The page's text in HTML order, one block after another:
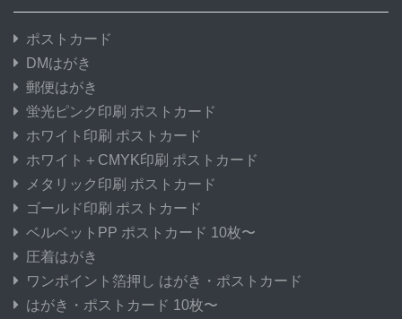
ポストカード
DMはがき
郵便はがき
蛍光ピンク印刷 ポストカード
ホワイト印刷 ポストカード
ホワイト＋CMYK印刷 ポストカード
メタリック印刷 ポストカード
ゴールド印刷 ポストカード
ベルベットPP ポストカード 10枚〜
圧着はがき
ワンポイント箔押し はがき・ポストカード
はがき・ポストカード 10枚〜